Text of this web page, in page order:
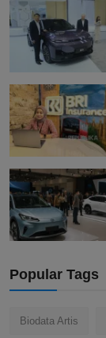
Popular Tags
Biodata Artis